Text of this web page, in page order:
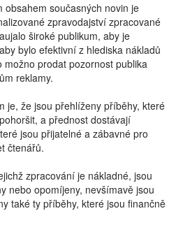
obsahem současných novin je
zpravodajství zpracované
široké publikum, aby je
bylo efektivní z hlediska nákladů
možno prodat pozornost publika
reklamy.
je, že jsou přehlíženy příběhy, které
a přednost dostávají
jsou přijatelné a zábavné pro
čtenářů.
zpracování je nákladné, jsou
nebo opomíjeny, nevšímavě jsou
také ty příběhy, které jsou finančně